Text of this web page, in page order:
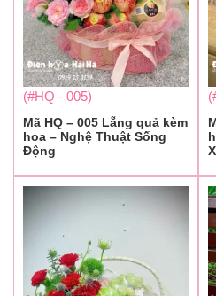
(#HQ - 005)
Mã HQ – 005 Lẵng quả kèm
hoa – Nghệ Thuật Sống
Động